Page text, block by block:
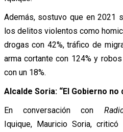
Además, sostuvo que en 2021
los delitos violentos como
drogas con 42%, tráfico de
arma cortante con 124% y
con un 18%.
Alcalde Soria: “El Gobierno no
En conversación con
Iquique, Mauricio Soria,